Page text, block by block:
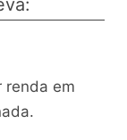
renda em